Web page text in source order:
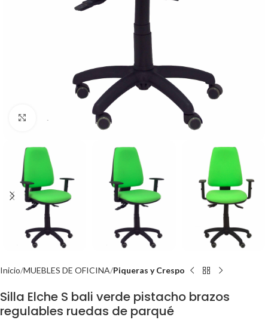
Inicio MUEBLES DE OFICINA Piqueras y Crespo
Silla Elche S bali verde pistacho brazos
regulables ruedas de parqué